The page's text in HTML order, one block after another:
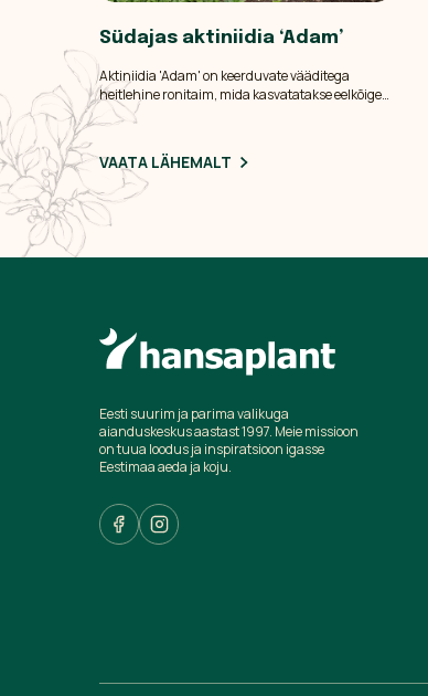
Südajas aktiniidia ‘Adam’
Aktiniidia 'Adam' on keerduvate vääditega
heitlehine ronitaim, mida kasvatatakse eelkõige
silmapaistvate ja värvi muutvate lehtede pärast.
Vananedes muutuvad paljud lehed osalt
kreemvalgeks ja hiljem lisandub roosakas toon.
VAATA LÄHEMALT
Eesti suurim ja parima valikuga
aianduskeskus aastast 1997. Meie missioon
on tuua loodus ja inspiratsioon igasse
Eestimaa aeda ja koju.